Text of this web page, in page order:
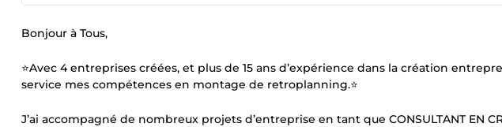
Bonjour à Tous,
⭐Avec 4 entreprises créées, et plus de 15 ans d’expérience dans la création
service mes compétences en montage de retroplanning.⭐
J’ai accompagné de nombreux projets d’entreprise en tant que CONSULTANT EN